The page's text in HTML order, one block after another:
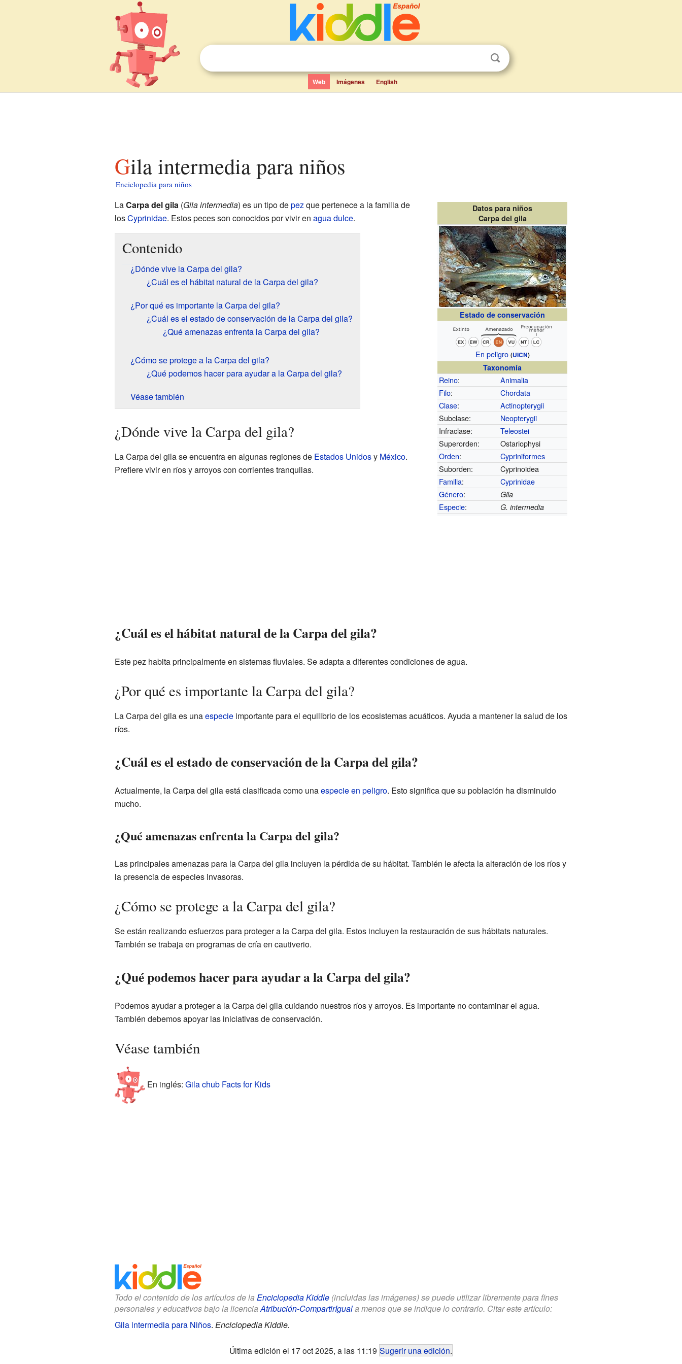
Web Imágenes English
Gila intermedia para niños
Enciclopedia para niños
Datos para niños
Carpa del gila
Estado de conservación
En peligro (UICN)
Taxonomía
Reino:
Animalia
Filo:
Chordata
Clase:
Actinopterygii
Subclase:
Neopterygii
Infraclase:
Teleostei
Superorden:
Ostariophysi
Orden:
Cypriniformes
Suborden:
Cyprinoidea
Familia:
Cyprinidae
Género: Gila
Especie: G. intermedia
LaCarpa del gila(Gila intermedia) es un tipo depezque pertenece a la familia de
losCyprinidae. Estos peces son conocidos por vivir en agua dulce.
Contenido
¿Dónde vive la Carpa del gila?
¿Cuál es el hábitat natural de la Carpa del gila?
¿Por qué es importante la Carpa del gila?
¿Cuál es el estado de conservación de la Carpa del gila?
¿Qué amenazas enfrenta la Carpa del gila?
¿Cómo se protege a la Carpa del gila?
¿Qué podemos hacer para ayudar a la Carpa del gila?
Véase también
¿Dónde vive la Carpa del gila?
La Carpa del gila se encuentra en algunas regiones de Estados Unidosy México.
Prefiere vivir en ríos y arroyos con corrientes tranquilas.
¿Cuál es el hábitat natural de la Carpa del gila?
Este pez habita principalmente en sistemas fluviales. Se adapta a diferentes condiciones de agua.
¿Por qué es importante la Carpa del gila?
La Carpa del gila es unaespecieimportante para el equilibrio de los ecosistemas acuáticos. Ayuda a mantener la salud de los
ríos.
¿Cuál es el estado de conservación de la Carpa del gila?
Actualmente, la Carpa del gila está clasificada como unaespecie en peligro. Esto significa que su población ha disminuido
mucho.
¿Qué amenazas enfrenta la Carpa del gila?
Las principales amenazas para la Carpa del gila incluyen la pérdida de su hábitat. También le afecta la alteración de los ríos y
la presencia de especies invasoras.
¿Cómo se protege a la Carpa del gila?
Se están realizando esfuerzos para proteger a la Carpa del gila. Estos incluyen la restauración de sus hábitats naturales.
También se trabaja en programas de cría en cautiverio.
¿Qué podemos hacer para ayudar a la Carpa del gila?
Podemos ayudar a proteger a la Carpa del gila cuidando nuestros ríos y arroyos. Es importante no contaminar el agua.
También debemos apoyar las iniciativas de conservación.
Véase también
En inglés: Gila chub Facts for Kids
Todo el contenido de los artículos de la Enciclopedia Kiddle(incluidas las imágenes) se puede utilizar libremente para fines
personales y educativos bajo la licenciaAtribución-CompartirIguala menos que se indique lo contrario. Citar este artículo:
Gila intermedia para Niños. Enciclopedia Kiddle.
Última edición el 17 oct 2025, a las 11:19 Sugerir una edición.